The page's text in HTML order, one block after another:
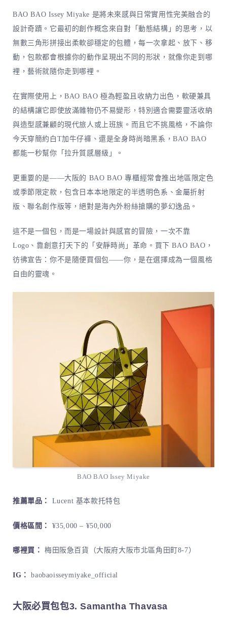
BAO BAO Issey Miyake 是將未來感與日常實用性完美融合的
設計奇蹟。它最初的創作概念來自對「動態結構」的思考，以
無數三角形拼接出柔軟卻穩定的包體，每一次拿起、放下、移
動，包款都會根據你的動作呈現出不同的形狀，就像你走到哪
裡，藝術就隨你走到哪裡。
在實際使用上，BAO BAO 極為輕盈且收納力出色，軟硬兼具
的結構讓它即使放滿雜物仍不易變形，特別適合需要靈活收納
與造型感兼顧的現代旅人或上班族。而且它不挑風格，不論你
今天穿簡約白T加牛仔褲、還是全身時尚暗黑系，BAO BAO
都能一秒幫你「拉升質感層級」。
更重要的是——大阪的 BAO BAO 專櫃經常會推出地區限定色
或季節限定款，包含日本本地限定的半透明色系、金屬折射
版、聯名創作版等，絕對是海內外粉絲搶購的夢幻逸品。
這不是一個包，而是一場設計與感官的冒險，一次不靠
Logo、靠創意打天下的「安靜時尚」革命。買下 BAO BAO，
彷彿宣告：你不是隨便買個包——你，是在選擇成為一個風格
自由的靈魂。
BAO BAO Issey Miyake
推薦單品： Lucent 基本款托特包
價格區間： ¥35,000 – ¥50,000
哪裡買： 梅田阪急百貨（大阪府大阪市北區角田町8-7）
IG： baobaoisseymiyake_official
大阪必買包包3. Samantha Thavasa